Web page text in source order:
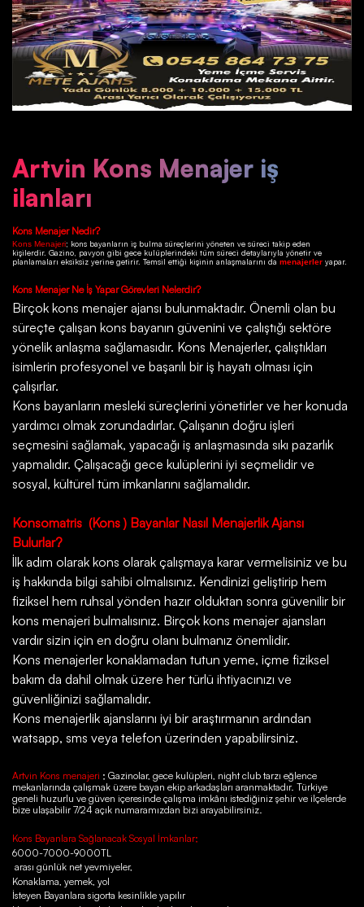
Artvin Kons Menajer iş
ilanları
Kons Menajer Nedir?
Kons Menajeri; kons bayanların iş bulma süreçlerini yöneten ve süreci takip eden
kişilerdir. Gazino, pavyon gibi gece kulüplerindeki tüm süreci detaylarıyla yönetir ve
planlamaları eksiksiz yerine getirir. Temsil ettiği kişinin anlaşmalarını da menajerler yapar.
Kons Menajer Ne İş Yapar Görevleri Nelerdir?
Birçok kons menajer ajansı bulunmaktadır. Önemli olan bu
süreçte çalışan kons bayanın güvenini ve çalıştığı sektöre
yönelik anlaşma sağlamasıdır. Kons Menajerler, çalıştıkları
isimlerin profesyonel ve başarılı bir iş hayatı olması için
çalışırlar.
Kons bayanların mesleki süreçlerini yönetirler ve her konuda
yardımcı olmak zorundadırlar. Çalışanın doğru işleri
seçmesini sağlamak, yapacağı iş anlaşmasında sıkı pazarlık
yapmalıdır. Çalışacağı gece kulüplerini iyi seçmelidir ve
sosyal, kültürel tüm imkanlarını sağlamalıdır.
Konsomatris (Kons ) Bayanlar Nasıl Menajerlik Ajansı
Bulurlar?
İlk adım olarak kons olarak çalışmaya karar vermelisiniz ve bu
iş hakkında bilgi sahibi olmalısınız. Kendinizi geliştirip hem
fiziksel hem ruhsal yönden hazır olduktan sonra güvenilir bir
kons menajeri bulmalısınız. Birçok kons menajer ajansları
vardır sizin için en doğru olanı bulmanız önemlidir.
Kons menajerler konaklamadan tutun yeme, içme fiziksel
bakım da dahil olmak üzere her türlü ihtiyacınızı ve
güvenliğinizi sağlamalıdır.
Kons menajerlik ajanslarını iyi bir araştırmanın ardından
watsapp, sms veya telefon üzerinden yapabilirsiniz.
Artvin Kons menajeri ; Gazinolar, gece kulüpleri, night club tarzı eğlence
mekanlarında çalışmak üzere bayan ekip arkadaşları aranmaktadır. Türkiye
geneli huzurlu ve güven içeresinde çalışma imkânı istediğiniz şehir ve ilçelerde
bize ulaşabilir 7/24 açık numaramızdan bizi arayabilirsiniz.
Kons Bayanlara Sağlanacak Sosyal İmkanlar;
6000-7000-9000TL
arası günlük net yevmiyeler,
Konaklama, yemek, yol
İsteyen Bayanlara sigorta kesinlikle yapılır